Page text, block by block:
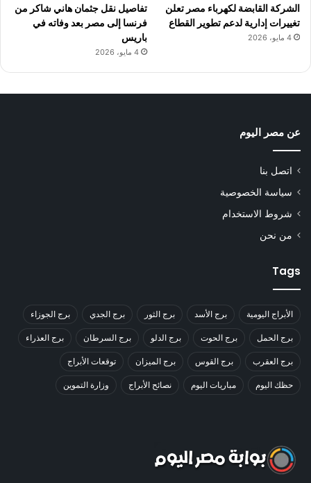
الشركة القابضة لكهرباء مصر تعلن
تغييرات إدارية لدعم تطوير القطاع
4 مايو، 2026
تفاصيل نقل جثمان هاني شاكر من
فرنسا إلى مصر بعد وفاته في
باريس
4 مايو، 2026
عن مصر اليوم
اتصل بنا
سياسة الخصوصية
شروط الاستخدام
من نحن
Tags
الأبراج اليومية برج الأسد برج الثور برج الجدي برج الجوزاء
برج الحمل برج الحوت برج الدلو برج السرطان برج العذراء
برج العقرب برج القوس برج الميزان توقعات الأبراج
حظك اليوم مباريات اليوم نصائح الأبراج وزارة التموين